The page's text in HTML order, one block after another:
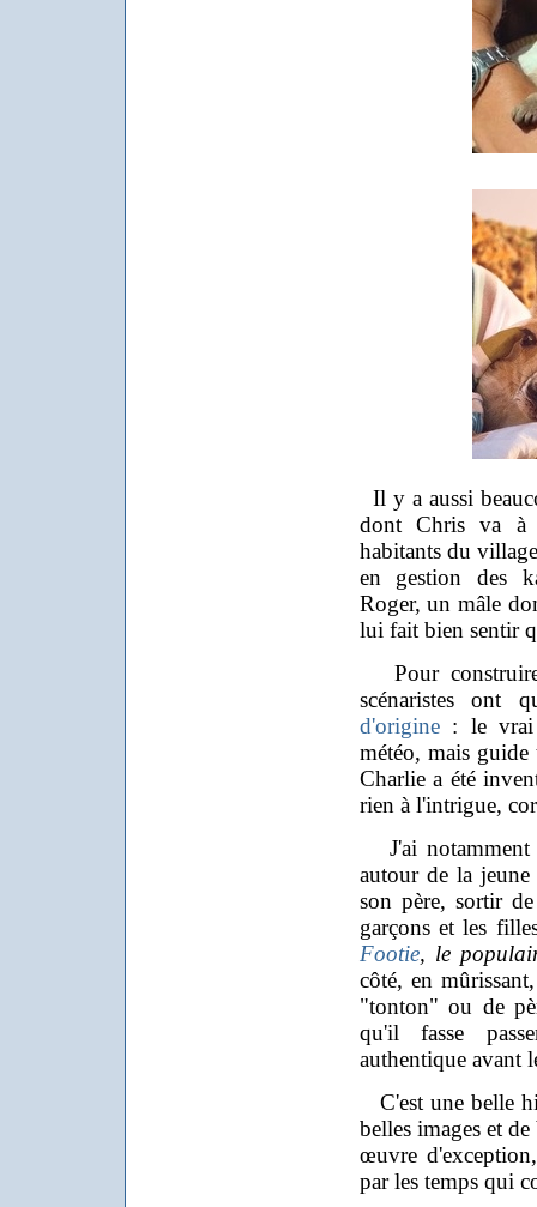
Il y a aussi
dont Chris va à
habitants du
en gestion des
Roger, un mâle
lui fait bien sentir
Pour
scénaristes ont
d'origine: le vrai
météo, mais
Charlie a été
rien à l'intrigue,
J'ai notamment
autour de la
son père, sortir
garçons et les
Footie, le
côté, en
"tonton" ou de
qu'il fasse
authentique avant
C'est une belle
belles images et
œuvre
par les temps qui